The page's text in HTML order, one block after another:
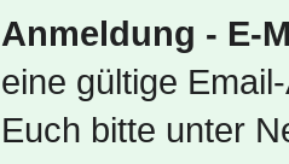
Anmeldung - E-
eine gültige
Euch bitte unter